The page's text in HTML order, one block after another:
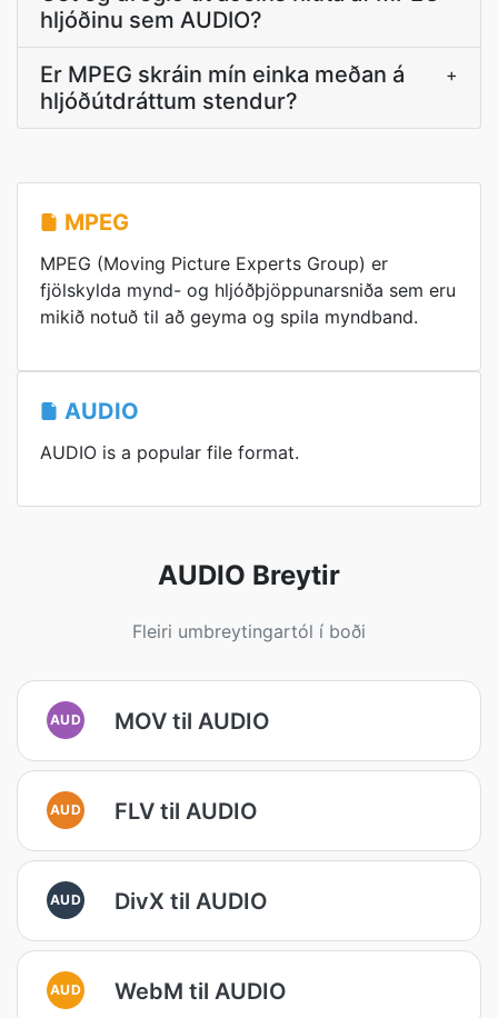
hljóðinu sem AUDIO?
Er MPEG skráin mín einka meðan á
hljóðútdráttum stendur?
+
MPEG
MPEG (Moving Picture Experts Group) er
fjölskylda mynd- og hljóðþjöppunarsniða sem eru
mikið notuð til að geyma og spila myndband.
AUDIO
AUDIO is a popular file format.
AUDIO Breytir
Fleiri umbreytingartól í boði
AUD MOV til AUDIO
AUD FLV til AUDIO
AUD DivX til AUDIO
AUD WebM til AUDIO